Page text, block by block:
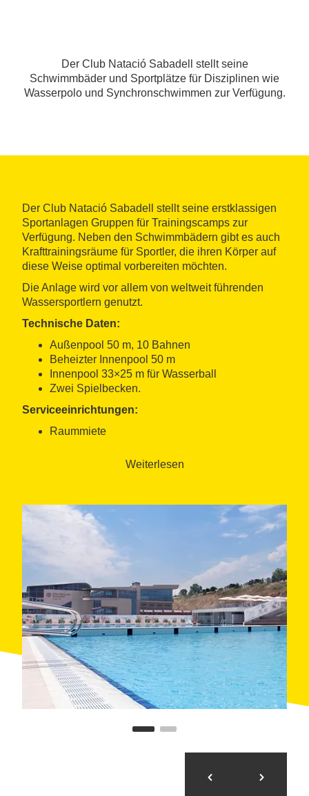
Der Club Natació Sabadell stellt seine
Schwimmbäder und Sportplätze für Disziplinen wie
Wasserpolo und Synchronschwimmen zur Verfügung.
Der Club Natació Sabadell stellt seine erstklassigen
Sportanlagen Gruppen für Trainingscamps zur
Verfügung. Neben den Schwimmbädern gibt es auch
Krafttrainingsräume für Sportler, die ihren Körper auf
diese Weise optimal vorbereiten möchten.
Die Anlage wird vor allem von weltweit führenden
Wassersportlern genutzt.
Technische Daten:
Außenpool 50 m, 10 Bahnen
Beheizter Innenpool 50 m
Innenpool 33×25 m für Wasserball
Zwei Spielbecken.
Serviceeinrichtungen:
Raummiete
Weiterlesen